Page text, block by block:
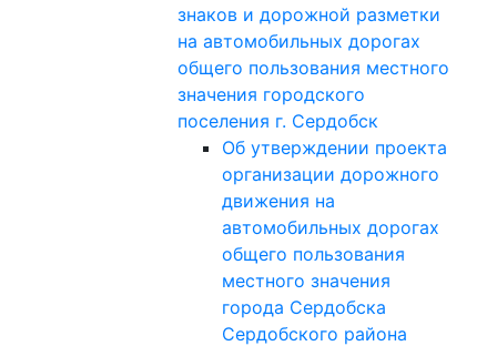
знаков и дорожной разметки
на автомобильных дорогах
общего пользования местного
значения городского
поселения г. Сердобск
Об утверждении проекта
организации дорожного
движения на
автомобильных дорогах
общего пользования
местного значения
города Сердобска
Сердобского района